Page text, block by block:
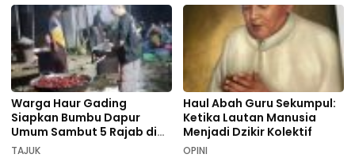
Warga Haur Gading
Siapkan Bumbu Dapur
Umum Sambut 5 Rajab di
Sekumpul
TAJUK
Haul Abah Guru Sekumpul:
Ketika Lautan Manusia
Menjadi Dzikir Kolektif
OPINI